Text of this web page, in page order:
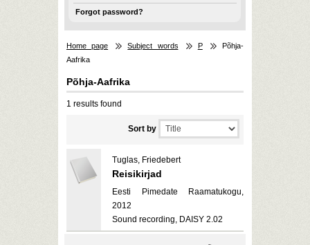
Forgot password?
Home page Subject words P
Põhja-
Aafrika
Põhja-Aafrika
1 results found
Sort by
Tuglas, Friedebert
Reisikirjad
Eesti Pimedate Raamatukogu,
2012
Sound recording, DAISY 2.02